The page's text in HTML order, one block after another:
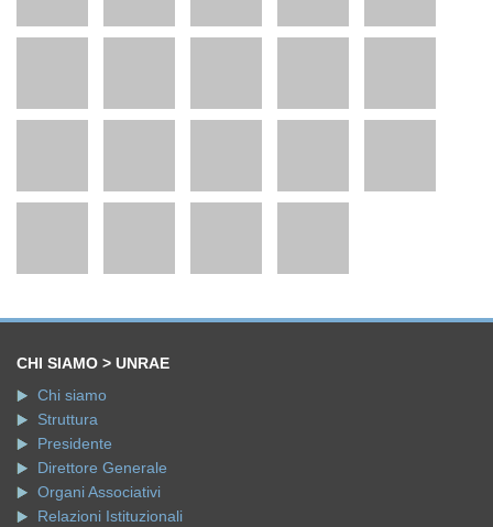
CHI SIAMO > UNRAE
Chi siamo
Struttura
Presidente
Direttore Generale
Organi Associativi
Relazioni Istituzionali